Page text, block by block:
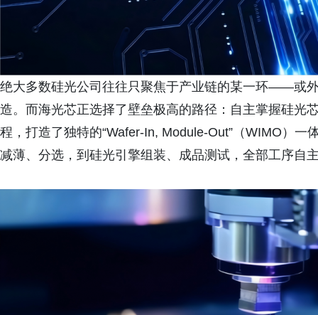
绝大多数硅光公司往往只聚焦于产业链的某一环——或
造。而海光芯正选择了壁垒极高的路径：自主掌握硅光
程，打造了独特的“Wafer-In, Module-Out”（WIMO）
减薄、分选，到硅光引擎组装、成品测试，全部工序自